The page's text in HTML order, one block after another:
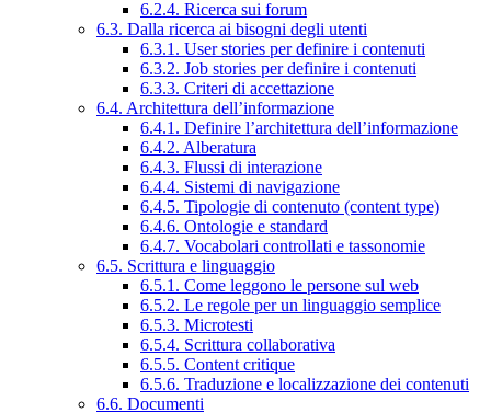
6.2.4. Ricerca sui forum
6.3. Dalla ricerca ai bisogni degli utenti
6.3.1. User stories per definire i contenuti
6.3.2. Job stories per definire i contenuti
6.3.3. Criteri di accettazione
6.4. Architettura dell’informazione
6.4.1. Definire l’architettura dell’informazione
6.4.2. Alberatura
6.4.3. Flussi di interazione
6.4.4. Sistemi di navigazione
6.4.5. Tipologie di contenuto (content type)
6.4.6. Ontologie e standard
6.4.7. Vocabolari controllati e tassonomie
6.5. Scrittura e linguaggio
6.5.1. Come leggono le persone sul web
6.5.2. Le regole per un linguaggio semplice
6.5.3. Microtesti
6.5.4. Scrittura collaborativa
6.5.5. Content critique
6.5.6. Traduzione e localizzazione dei contenuti
6.6. Documenti